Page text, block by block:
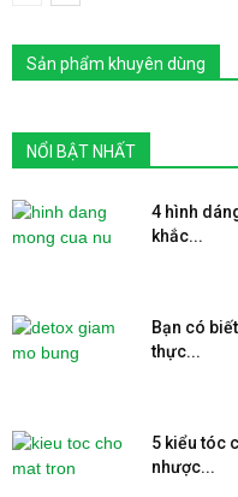
Sản phẩm khuyên dùng
NỔI BẬT NHẤT
4 hình
khắc...
Bạn có
thực...
5 kiểu tóc
nhược...